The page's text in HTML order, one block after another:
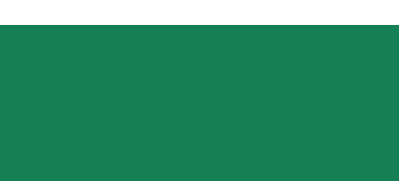
faire se peut). Eh oui, être